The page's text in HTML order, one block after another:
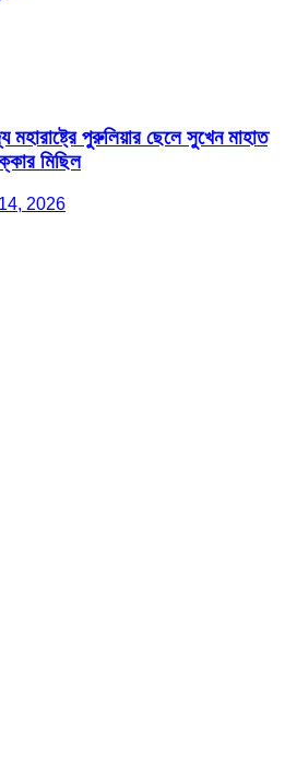
মহারাষ্ট্রে পুরুলিয়ার ছেলে সুখেন মাহাত
মিছিল
2026